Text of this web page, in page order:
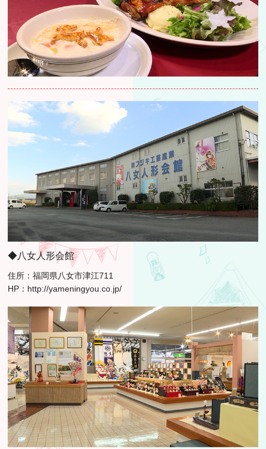
◆八女人形会館
住所：福岡県八女市津江711
HP： http://yameningyou.co.jp/